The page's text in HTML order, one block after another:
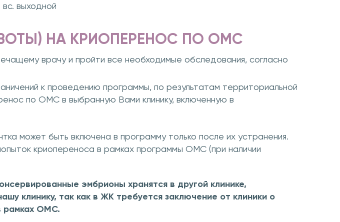
выходной
НА КРИОПЕРЕНОС ПО ОМС
врачу и пройти все необходимые обследования, согласно
к проведению программы, по результатам территориальной
по ОМС в выбранную Вами клинику, включенную в
может быть включена в программу только после их устранения.
криопереноса в рамках программы ОМС (при наличии
эмбрионы хранятся в другой клинике,
клинику, так как в ЖК требуется заключение от клиники о
рамках ОМС.